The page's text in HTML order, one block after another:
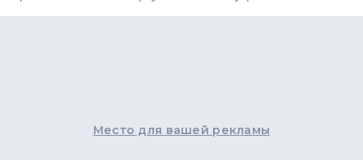
Место для вашей рекламы